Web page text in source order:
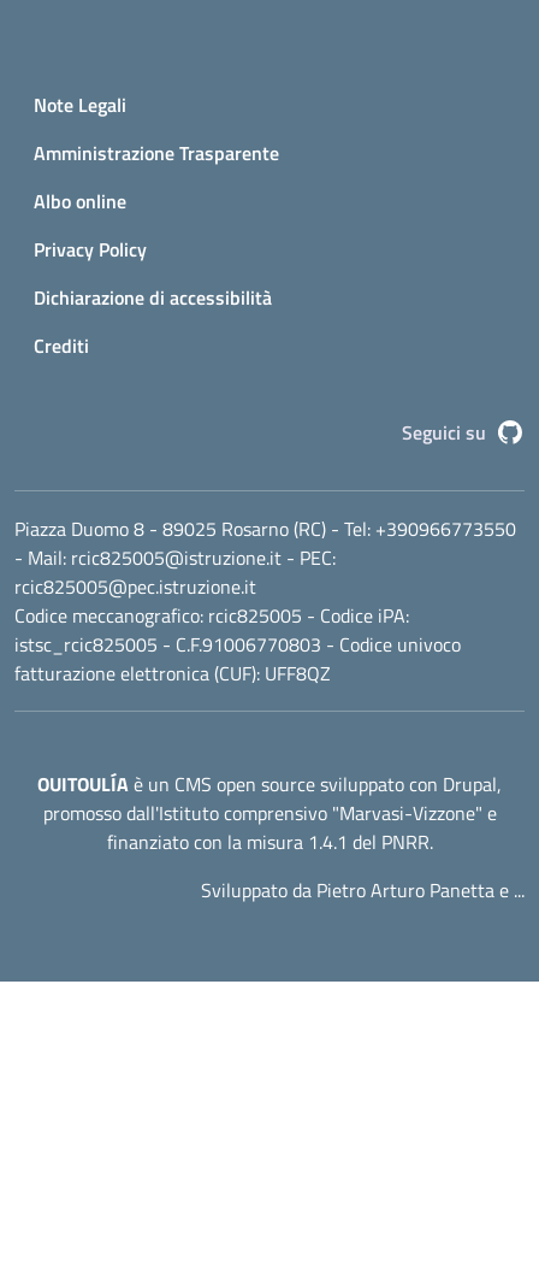
Small prints
Note Legali
Amministrazione Trasparente
Albo online
Privacy Policy
Dichiarazione di accessibilità
Crediti
Seguici su
Piazza Duomo 8 - 89025 Rosarno (RC) - Tel: +390966773550
- Mail: rcic825005@istruzione.it - PEC:
rcic825005@pec.istruzione.it
Codice meccanografico: rcic825005 - Codice iPA:
istsc_rcic825005 - C.F.91006770803 - Codice univoco
fatturazione elettronica (CUF): UFF8QZ
OUITOULÍAè un CMS open source sviluppato con Drupal,
promosso dall'Istituto comprensivo "Marvasi-Vizzone" e
finanziato con la misura 1.4.1 del PNRR.
Sviluppato da Pietro Arturo Panetta e ...